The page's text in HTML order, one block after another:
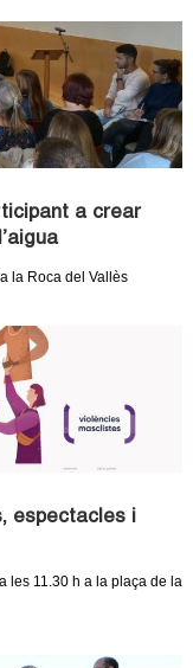
a crear
la Roca del Vallès
espectacles i
les 11.30 h a la plaça de la